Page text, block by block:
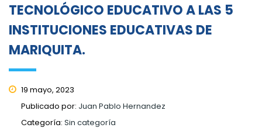
TECNOLÓGICO EDUCATIVO A LAS 5
INSTITUCIONES EDUCATIVAS DE
MARIQUITA.
19 mayo, 2023
Publicado por: Juan Pablo Hernandez
Categoría: Sin categoría